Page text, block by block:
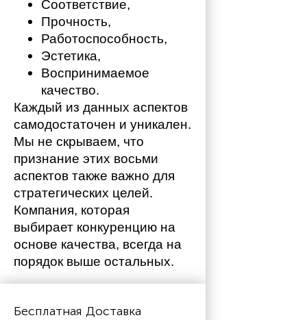
Соответствие,
Прочность,
Работоспособность,
Эстетика,
Воспринимаемое
качество.
Каждый из данных аспектов
самодостаточен и уникален.
Мы не скрываем, что
признание этих восьми
аспектов также важно для
стратегических целей.
Компания, которая
выбирает конкуренцию на
основе качества, всегда на
порядок выше остальных.
Бесплатная Доставка